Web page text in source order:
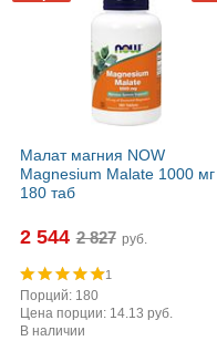
Малат магния NOW
Magnesium Malate 1000 мг
180 таб
2 544 руб.
1
Порций: 180
Цена порции: 14.13 руб.
В наличии